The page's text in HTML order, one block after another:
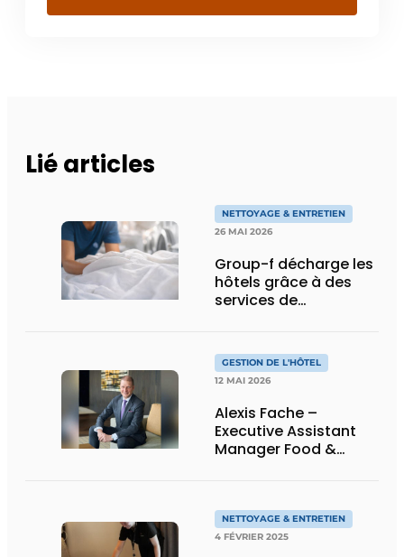
Lié articles
NETTOYAGE & ENTRETIEN
26 MAI 2026
Group-f décharge les
hôtels grâce à des
services de
GESTION DE L'HÔTEL
12 MAI 2026
Alexis Fache –
Executive Assistant
Manager Food &
NETTOYAGE & ENTRETIEN
4 FÉVRIER 2025